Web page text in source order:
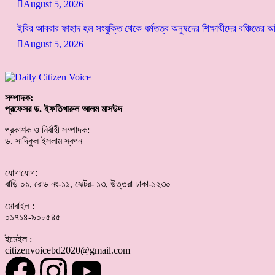
August 5, 2026
ইবির আবরার ফাহাদ হল সংযুক্তি থেকে ধর্মতত্ব অনুষদের শিক্ষার্থীদের বঞ্চিতের
August 5, 2026
সম্পাদক:
প্রফেসর ড. ইফতিখারুল আলম মাসউদ
প্রকাশক ও নির্বাহী সম্পাদক:
ড. সাদিকুল ইসলাম স্বপন
যোগাযোগ:
বাড়ি ০১, রোড নং-১১, সেক্টর- ১৩, উত্তরা ঢাকা-১২৩০
মোবাইল :
০১৭১৪-৯০৮৫৪৫
ইমেইল :
citizenvoicebd2020@gmail.com